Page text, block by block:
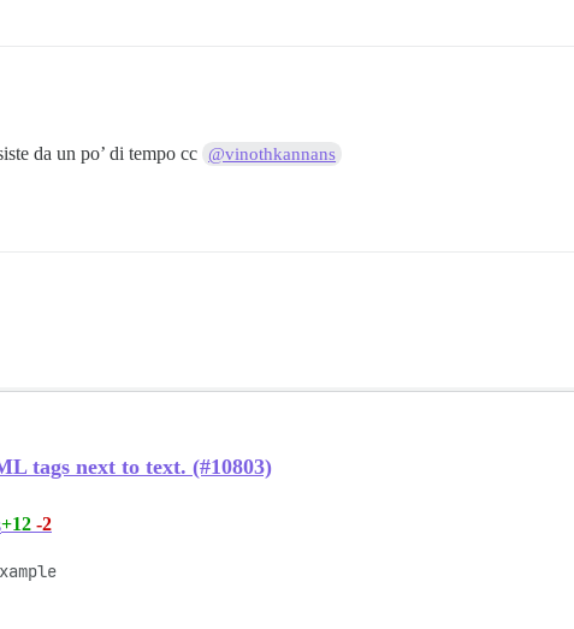
da un po’ di tempo cc @vinothkannans
tags next to text. (#10803)
+12 -2